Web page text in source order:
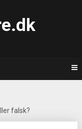
falsk?